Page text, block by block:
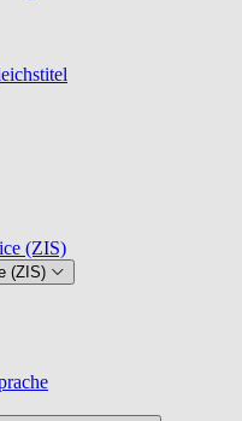
(ZIS)
(ZIS)